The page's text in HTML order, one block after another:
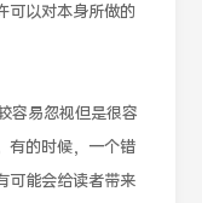
可以对本身所做的
易忽视但是很容
有的时候，一个错
可能会给读者带来